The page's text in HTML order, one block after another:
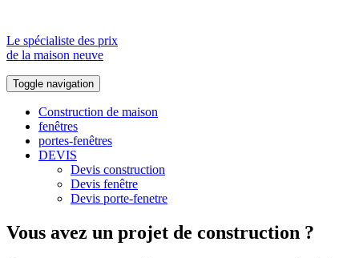
Le spécialiste des prix
de la maison neuve
Toggle navigation
Construction de maison
fenêtres
portes-fenêtres
DEVIS
Devis construction
Devis fenêtre
Devis porte-fenetre
Vous avez un projet de construction ?